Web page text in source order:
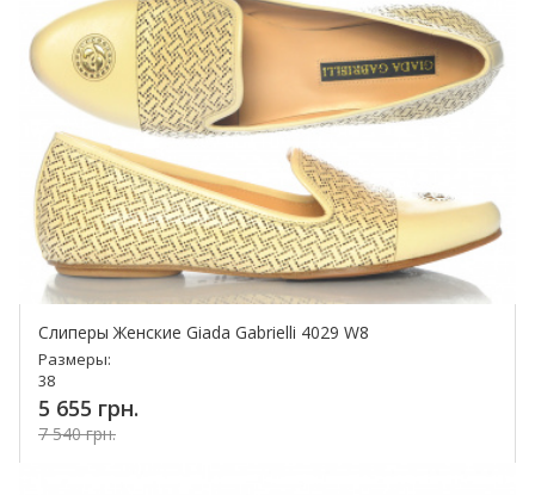
Слиперы Женские Giada Gabrielli 4029 W8
Размеры:
38
5 655 грн.
7 540 грн.